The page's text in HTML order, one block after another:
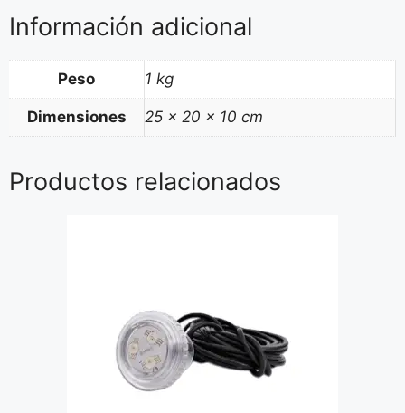
Información adicional
Peso 1 kg
Dimensiones 25 × 20 × 10 cm
Productos relacionados